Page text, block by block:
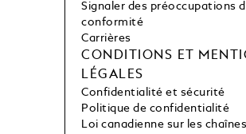
Signaler des préoccupations
conformité
Carrières
CONDITIONS ET
LÉGALES
Confidentialité et sécurité
Politique de confidentialité
Loi canadienne sur les chaînes